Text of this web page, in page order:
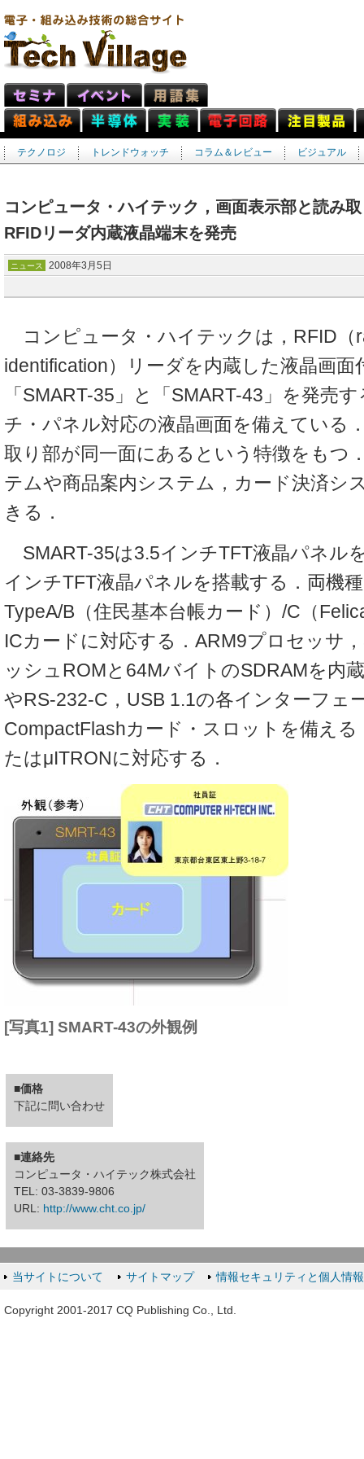
テクノロジ トレンドウォッチ コラム＆レビュー ビジュアル
コンピュータ・ハイテック，画面表示部と読み
RFIDリーダ内蔵液晶端末を発売
ニュース 2008年3月5日
コンピュータ・ハイテックは，RFID（
identification）リーダを内蔵した液晶画面
「SMART-35」と「SMART-43」を発売
チ・パネル対応の液晶画面を備えている
取り部が同一面にあるという特徴をもつ
テムや商品案内システム，カード決済シ
きる．
SMART-35は3.5インチTFT液晶パネル
インチTFT液晶パネルを搭載する．両機
TypeA/B（住民基本台帳カード）/C（
ICカードに対応する．ARM9プロセッサ
ッシュROMと64MバイトのSDRAMを内
やRS-232-C，USB 1.1の各インターフェ
CompactFlashカード・スロットを備える
たはμITRONに対応する．
[写真1] SMART-43の外観例
■価格
下記に問い合わせ
■連絡先
コンピュータ・ハイテック株式会社
TEL: 03-3839-9806
URL: http://www.cht.co.jp/
当サイトについて サイトマップ 情報セキュリティと個人情
Copyright 2001-2017 CQ Publishing Co., Ltd.